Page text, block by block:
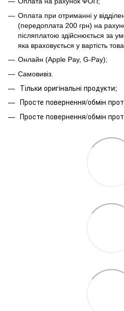
Оплата при отриманні у
(передоплата 200 грн) на
післяплатою здійснюється за
яка враховується у вартість
Онлайн (Apple Pay, G-Pay);
Самовивіз.
Тільки оригінальні продукти;
Просте повернення/обмін
Просте повернення/обмін